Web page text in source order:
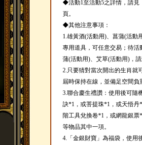
◆活動1至活動5之詳情，請見
頁。
◆其他注意事項：
1.雄黃酒(活動用)、菖蒲(活動
專用道具，可任意交易；待
蒲(活動用)、艾草(活動用)，
2.只要猜對當次開出的生肖
屆時保持在線，並備足空間負
3.聯合慶生禮讚：使用後可隨
訣*1，或菩提珠*1，或天悟
階工具兌換卷*1，或網龍銀
等物品其中一項。
4.「金銀財寶」為福袋，使用